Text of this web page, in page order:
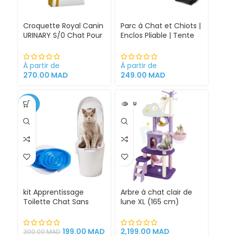
Croquette Royal Canin
URINARY S/0 Chat Pour
Cystite régime
médicalisé
À partir de
270.00 MAD
Parc à Chat et Chiots |
Enclos Pliable | Tente
et extérieur
À partir de
249.00 MAD
-34%
kit Apprentissage
Toilette Chat Sans
300.00MAD 199.00 MAD
VENDU
Arbre à chat clair de
lune XL (165 cm)
chat griffoirs
2,199.00 MAD